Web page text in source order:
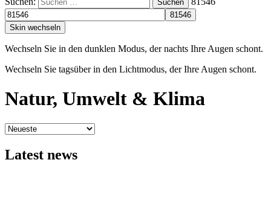
Suchen
Skin wechseln
Wechseln Sie in den dunklen Modus, der nachts Ihre Augen schont.
Wechseln Sie tagsüber in den Lichtmodus, der Ihre Augen schont.
Natur, Umwelt & Klima
Latest news